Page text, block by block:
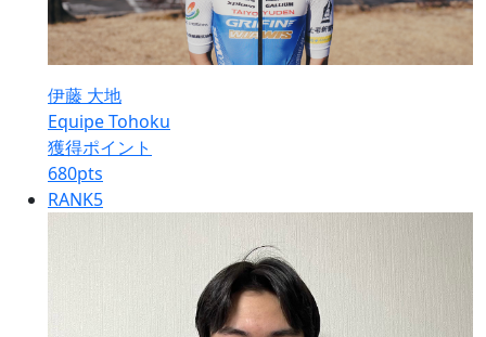
伊藤 大地
Equipe Tohoku
獲得ポイント
680pts
RANK5